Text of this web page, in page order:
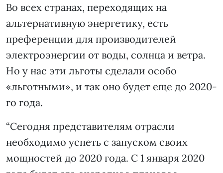
Во всех странах, переходящих на
альтернативную энергетику, есть
преференции для производителей
электроэнергии от воды, солнца и ветра.
Но у нас эти льготы сделали особо
«льготными», и так оно будет еще до 2020-
го года.
“Сегодня представителям отрасли
необходимо успеть с запуском своих
мощностей до 2020 года. С 1 января 2020